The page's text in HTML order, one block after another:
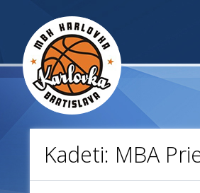
Kadeti: MBA